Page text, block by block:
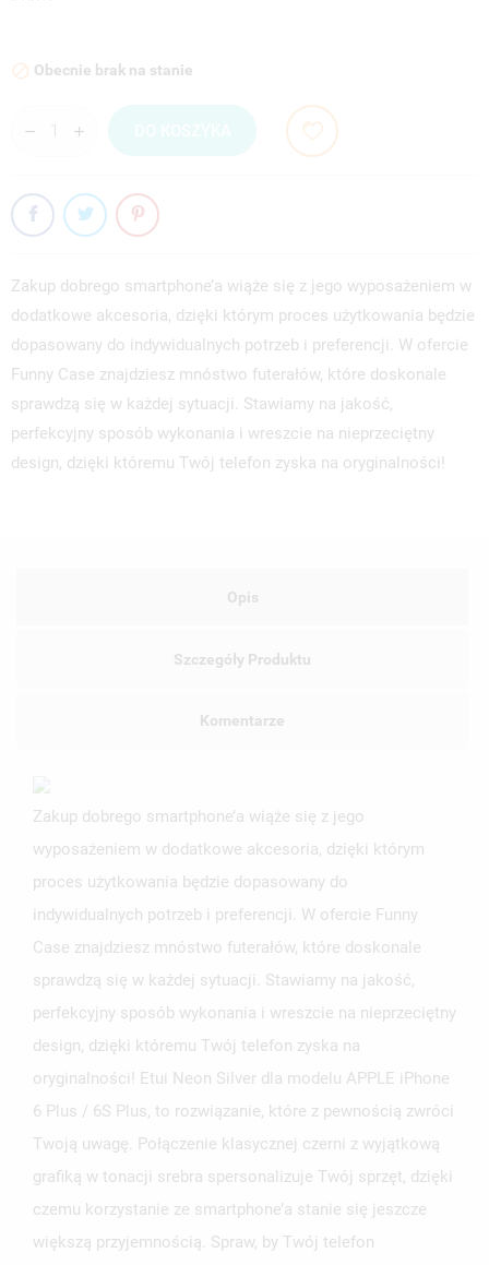
 Obecnie brak na stanie
Zakup dobrego smartphone’a wiąże się z jego wyposażeniem w
dodatkowe akcesoria, dzięki którym proces użytkowania będzie
dopasowany do indywidualnych potrzeb i preferencji. W ofercie
Funny Case znajdziesz mnóstwo futerałów, które doskonale
sprawdzą się w każdej sytuacji. Stawiamy na jakość,
perfekcyjny sposób wykonania i wreszcie na nieprzeciętny
design, dzięki któremu Twój telefon zyska na oryginalności!
Opis
Szczegóły Produktu
Komentarze
Zakup dobrego smartphone’a wiąże się z jego
wyposażeniem w dodatkowe akcesoria, dzięki którym
proces użytkowania będzie dopasowany do
indywidualnych potrzeb i preferencji. W ofercie Funny
Case znajdziesz mnóstwo futerałów, które doskonale
sprawdzą się w każdej sytuacji. Stawiamy na jakość,
perfekcyjny sposób wykonania i wreszcie na nieprzeciętny
design, dzięki któremu Twój telefon zyska na
oryginalności! Etui Neon Silver dla modelu APPLE iPhone
6 Plus / 6S Plus, to rozwiązanie, które z pewnością zwróci
Twoją uwagę. Połączenie klasycznej czerni z wyjątkową
grafiką w tonacji srebra spersonalizuje Twój sprzęt, dzięki
czemu korzystanie ze smartphone’a stanie się jeszcze
większą przyjemnością. Spraw, by Twój telefon